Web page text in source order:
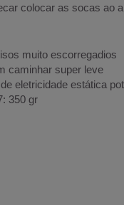
colocar as socas ao
muito escorregadios
caminhar super leve
eletricidade estática
350 gr